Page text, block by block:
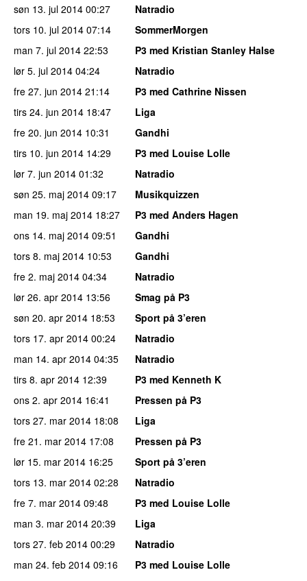
søn 13. jul 2014 00:27
Natradio
tors 10. jul 2014 07:14
SommerMorgen
man 7. jul 2014 22:53
P3 med Kristian Stanley Halse
lør 5. jul 2014 04:24
Natradio
fre 27. jun 2014 21:14
P3 med Cathrine Nissen
tirs 24. jun 2014 18:47
Liga
fre 20. jun 2014 10:31
Gandhi
tirs 10. jun 2014 14:29
P3 med Louise Lolle
lør 7. jun 2014 01:32
Natradio
søn 25. maj 2014 09:17
Musikquizzen
man 19. maj 2014 18:27
P3 med Anders Hagen
ons 14. maj 2014 09:51
Gandhi
tors 8. maj 2014 10:53
Gandhi
fre 2. maj 2014 04:34
Natradio
lør 26. apr 2014 13:56
Smag på P3
søn 20. apr 2014 18:53
Sport på 3’eren
tors 17. apr 2014 00:24
Natradio
man 14. apr 2014 04:35
Natradio
tirs 8. apr 2014 12:39
P3 med Kenneth K
ons 2. apr 2014 16:41
Pressen på P3
tors 27. mar 2014 18:08
Liga
fre 21. mar 2014 17:08
Pressen på P3
lør 15. mar 2014 16:25
Sport på 3’eren
tors 13. mar 2014 02:28
Natradio
fre 7. mar 2014 09:48
P3 med Louise Lolle
man 3. mar 2014 20:39
Liga
tors 27. feb 2014 00:29
Natradio
man 24. feb 2014 09:16
P3 med Louise Lolle